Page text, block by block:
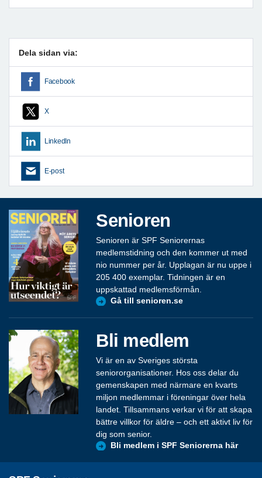
Dela sidan via:
Facebook
X
LinkedIn
E-post
Senioren
Senioren är SPF Seniorernas
medlemstidning och den kommer ut med
nio nummer per år. Upplagan är nu uppe i
205 400 exemplar. Tidningen är en
uppskattad medlemsförmån.
Gå till senioren.se
Bli medlem
Vi är en av Sveriges största
seniororganisationer. Hos oss delar du
gemenskapen med närmare en kvarts
miljon medlemmar i föreningar över hela
landet. Tillsammans verkar vi för att skapa
bättre villkor för äldre – och ett aktivt liv för
dig som senior.
Bli medlem i SPF Seniorerna här